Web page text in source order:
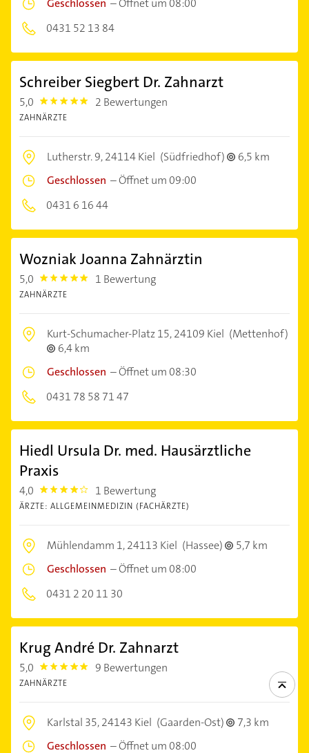
Geschlossen –Öffnet um 08:00
0431 52 13 84
Schreiber Siegbert Dr. Zahnarzt
5,0 5.0 2 Bewertungen
ZAHNÄRZTE
Lutherstr. 9,24114 Kiel (Südfriedhof)
6,5 km
Geschlossen –Öffnet um 09:00
0431 6 16 44
Wozniak Joanna Zahnärztin
5,0 5.0 1 Bewertung
ZAHNÄRZTE
Kurt-Schumacher-Platz 15,24109 Kiel (Mettenhof)
6,4 km
Geschlossen –Öffnet um 08:30
0431 78 58 71 47
Hiedl Ursula Dr. med. Hausärztliche
Praxis
4,0 4.0 1 Bewertung
ÄRZTE: ALLGEMEINMEDIZIN (FACHÄRZTE)
Mühlendamm 1,24113 Kiel (Hassee)
5,7 km
Geschlossen –Öffnet um 08:00
0431 2 20 11 30
Krug André Dr. Zahnarzt
5,0 5.0 9 Bewertungen
ZAHNÄRZTE
Karlstal 35,24143 Kiel (Gaarden-Ost)
7,3 km
Geschlossen –Öffnet um 08:00